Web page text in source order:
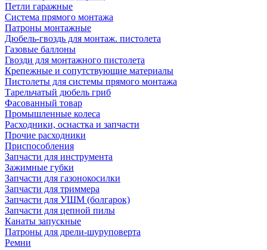
Петли гаражные
Система прямого монтажа
Патроны монтажные
Дюбель-гвоздь для монтаж. пистолета
Газовые баллоны
Гвозди для монтажного пистолета
Крепежные и сопутствующие материалы
Пистолеты для системы прямого монтажа
Тарельчатый дюбель гриб
Фасованный товар
Промышленные колеса
Расходники, оснастка и запчасти
Прочие расходники
Приспособления
Запчасти для инструмента
Зажимные губки
Запчасти для газонокосилки
Запчасти для триммера
Запчасти для УШМ (болгарок)
Запчасти для цепной пилы
Канаты запускные
Патроны для дрели-шуруповерта
Ремни